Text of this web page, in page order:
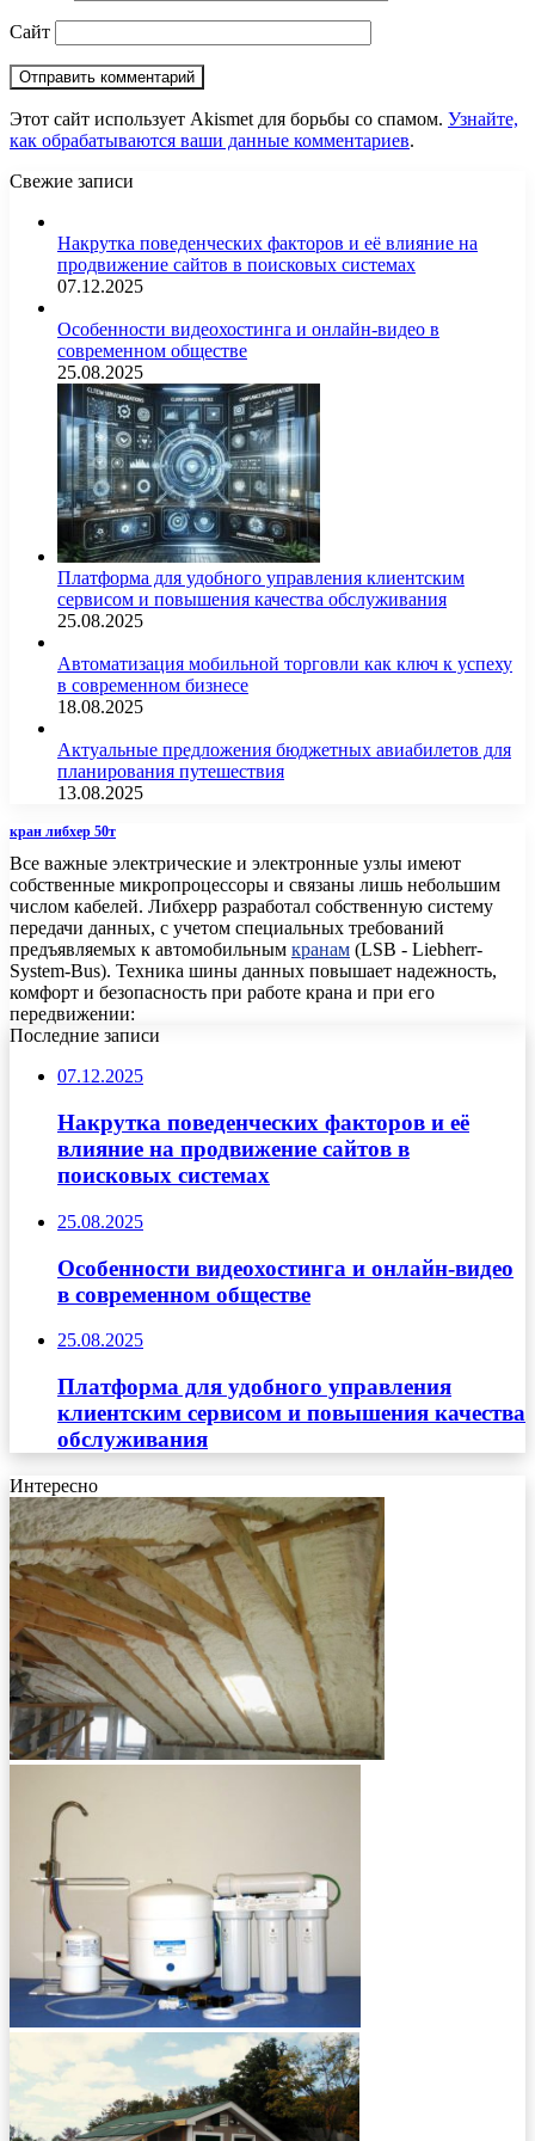
Сайт
Этот сайт использует Akismet для борьбы со спамом. Узнайте,
как обрабатываются ваши данные комментариев.
Свежие записи
Накрутка поведенческих факторов и её влияние на
продвижение сайтов в поисковых системах
07.12.2025
Особенности видеохостинга и онлайн-видео в
современном обществе
25.08.2025
Платформа для удобного управления клиентским
сервисом и повышения качества обслуживания
25.08.2025
Автоматизация мобильной торговли как ключ к успеху
в современном бизнесе
18.08.2025
Актуальные предложения бюджетных авиабилетов для
планирования путешествия
13.08.2025
кран либхер 50т
Все важные электрические и электронные узлы имеют
собственные микропроцессоры и связаны лишь небольшим
числом кабелей. Либхерр разработал собственную систему
передачи данных, с учетом специальных требований
предъявляемых к автомобильным кранам (LSB - Liebherr-
System-Bus). Техника шины данных повышает надежность,
комфорт и безопасность при работе крана и при его
передвижении:
Последние записи
07.12.2025
Накрутка поведенческих факторов и её
влияние на продвижение сайтов в
поисковых системах
25.08.2025
Особенности видеохостинга и онлайн-видео
в современном обществе
25.08.2025
Платформа для удобного управления
клиентским сервисом и повышения качества
обслуживания
Интересно